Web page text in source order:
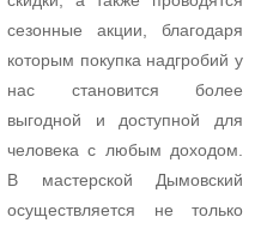
сезонные акции, благодаря
которым покупка надгробий у
нас становится более
выгодной и доступной для
человека с любым доходом.
В мастерской Дымовский
осуществляется не только